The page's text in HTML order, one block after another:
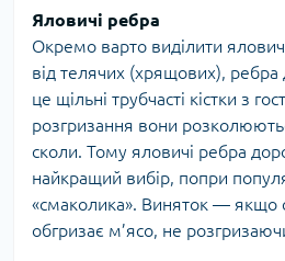
Яловичі ребра
Окремо варто виділити
від телячих (хрящових),
це щільні трубчасті кістки з
розгризання вони
сколи. Тому яловичі ребра
найкращий вибір, попри
«смаколика». Виняток — якщо
обгризає м’ясо, не